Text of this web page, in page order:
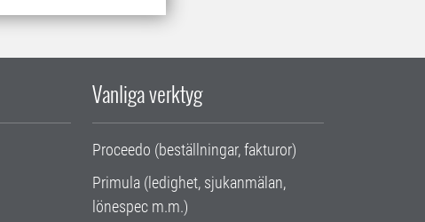
Vanliga verktyg
Proceedo (beställningar, fakturor)
Primula (ledighet, sjukanmälan,
lönespec m.m.)